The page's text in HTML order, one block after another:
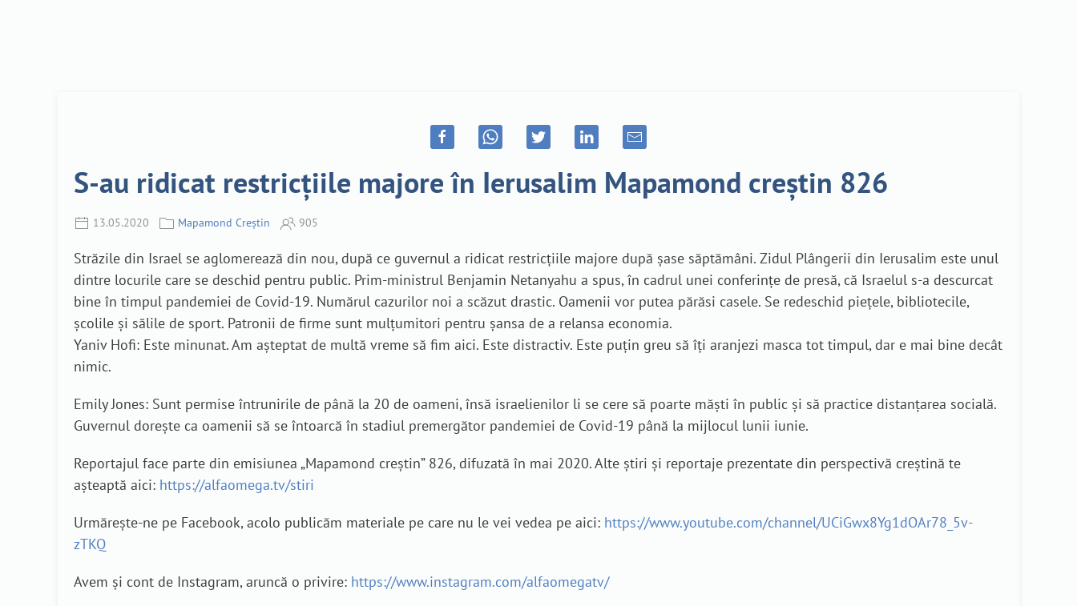
S-au ridicat restricțiile majore în Ierusalim Mapamond creștin 826
13.05.2020 Mapamond Creștin 905
Străzile din Israel se aglomerează din nou, după ce guvernul a ridicat restricțiile majore după șase săptămâni. Zidul Plângerii din Ierusalim este unul
dintre locurile care se deschid pentru public. Prim-ministrul Benjamin Netanyahu a spus, în cadrul unei conferințe de presă, că Israelul s-a descurcat
bine în timpul pandemiei de Covid-19. Numărul cazurilor noi a scăzut drastic. Oamenii vor putea părăsi casele. Se redeschid piețele, bibliotecile,
școlile și sălile de sport. Patronii de firme sunt mulțumitori pentru șansa de a relansa economia.
Yaniv Hofi: Este minunat. Am așteptat de multă vreme să fim aici. Este distractiv. Este puțin greu să îți aranjezi masca tot timpul, dar e mai bine decât
nimic.
Emily Jones: Sunt permise întrunirile de până la 20 de oameni, însă israelienilor li se cere să poarte măști în public și să practice distanțarea socială.
Guvernul dorește ca oamenii să se întoarcă în stadiul premergător pandemiei de Covid-19 până la mijlocul lunii iunie.
Reportajul face parte din emisiunea „Mapamond creștin” 826, difuzată în mai 2020. Alte știri și reportaje prezentate din perspectivă creștină te
așteaptă aici: https://alfaomega.tv/stiri
Urmărește-ne pe Facebook, acolo publicăm materiale pe care nu le vei vedea pe aici: https://www.youtube.com/channel/UCiGwx8Yg1dOAr78_5v-
zTKQ
Avem și cont de Instagram, aruncă o privire: https://www.instagram.com/alfaomegatv/